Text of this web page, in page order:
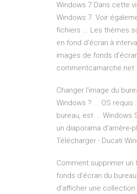
Windows 7 Dans cette
Windows 7. Voir
fichiers ... Les thèmes
en fond d’écran à
images de fonds
commentcamarche.net
Changer l'image du
Windows ? ... OS
bureau, est ... Windows
un diaporama d'arrière-
Télécharger - Ducati
Comment supprimer un
fonds d’écran du
d’afficher une